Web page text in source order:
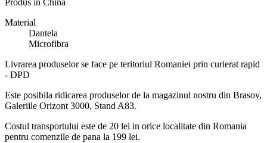
Produs in China
Material
Dantela
Microfibra
Livrarea produselor se face pe teritoriul Romaniei prin curierat rapid
- DPD
Este posibila ridicarea produselor de la magazinul nostru din Brasov,
Galeriile Orizont 3000, Stand A83.
Costul transportului este de 20 lei in orice localitate din Romania
pentru comenzile de pana la 199 lei.